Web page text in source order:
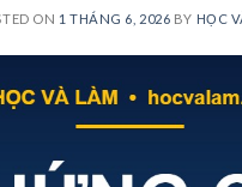
ON 1 THÁNG 6, 2026 BY HỌC